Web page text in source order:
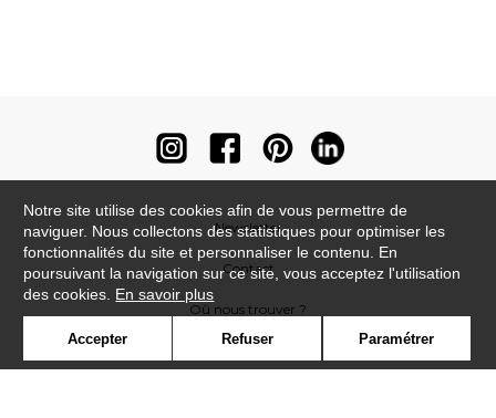
Newsletter
Contact
Où nous trouver ?
Notre site utilise des cookies afin de vous permettre de
naviguer. Nous collectons des statistiques pour optimiser les
fonctionnalités du site et personnaliser le contenu. En
poursuivant la navigation sur ce site, vous acceptez l'utilisation
des cookies. En savoir plus
Accepter Refuser Paramétrer